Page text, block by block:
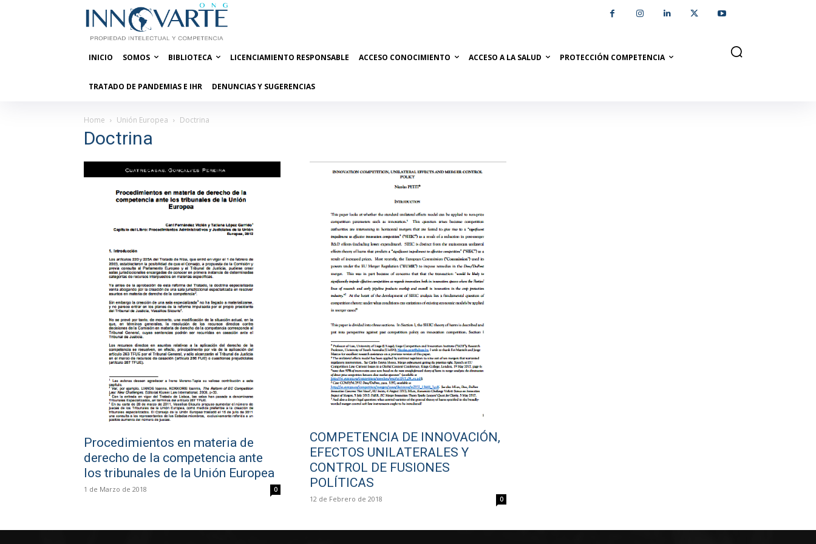
INICIO SOMOS BIBLIOTECA LICENCIAMIENTO RESPONSABLE ACCESO CONOCIMIENTO ACCESO A LA SALUD PROTECCIÓN COMPETENCIA
TRATADO DE PANDEMIAS E IHR DENUNCIAS Y SUGERENCIAS
Home Unión Europea Doctrina
Doctrina
Procedimientos en materia de
derecho de la competencia ante
los tribunales de la Unión Europea
1 de Marzo de 2018 0
COMPETENCIA DE INNOVACIÓN,
EFECTOS UNILATERALES Y
CONTROL DE FUSIONES
POLÍTICAS
12 de Febrero de 2018 0